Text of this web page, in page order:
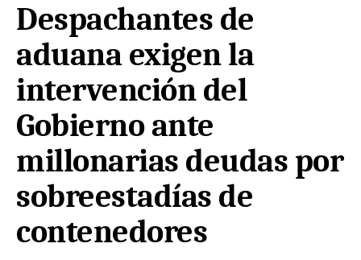
Despachantes de
aduana exigen la
intervención del
Gobierno ante
millonarias deudas por
sobreestadías de
contenedores